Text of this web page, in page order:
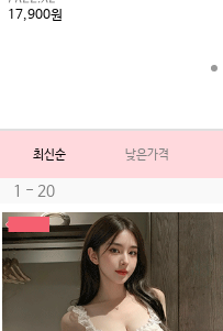
17,900원
최신순 낮은가격
1 - 20